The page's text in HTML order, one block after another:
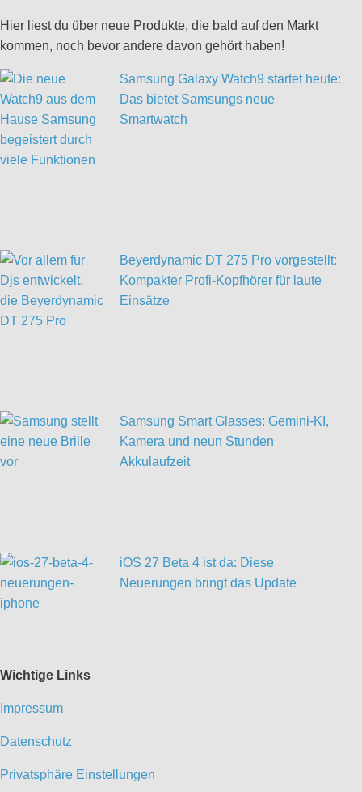
Hier liest du über neue Produkte, die bald auf den Markt
kommen, noch bevor andere davon gehört haben!
Samsung Galaxy Watch9 startet heute:
Das bietet Samsungs neue
Smartwatch
Beyerdynamic DT 275 Pro vorgestellt:
Kompakter Profi-Kopfhörer für laute
Einsätze
Samsung Smart Glasses: Gemini-KI,
Kamera und neun Stunden
Akkulaufzeit
iOS 27 Beta 4 ist da: Diese
Neuerungen bringt das Update
Wichtige Links
Impressum
Datenschutz
Privatsphäre Einstellungen